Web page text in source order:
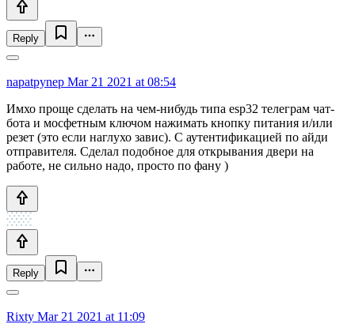
Reply
napatpynep Mar 21 2021 at 08:54
Имхо проще сделать на чем-нибудь типа esp32 телеграм чат-
бота и мосфетным ключом нажимать кнопку питания и/или
резет (это если наглухо завис). С аутентификацией по айди
отправителя. Сделал подобное для открывания двери на
работе, не сильно надо, просто по фану )
Reply
Rixty Mar 21 2021 at 11:09